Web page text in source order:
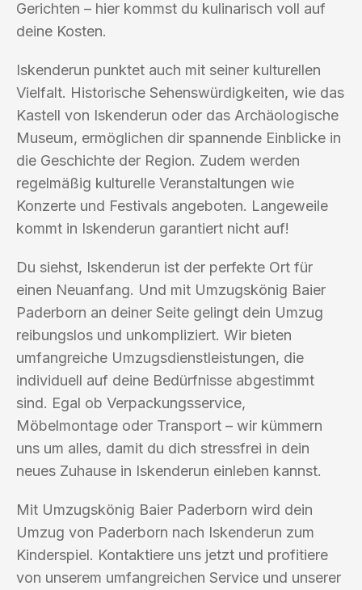
Gerichten – hier kommst du kulinarisch voll auf
deine Kosten.
Iskenderun punktet auch mit seiner kulturellen
Vielfalt. Historische Sehenswürdigkeiten, wie das
Kastell von Iskenderun oder das Archäologische
Museum, ermöglichen dir spannende Einblicke in
die Geschichte der Region. Zudem werden
regelmäßig kulturelle Veranstaltungen wie
Konzerte und Festivals angeboten. Langeweile
kommt in Iskenderun garantiert nicht auf!
Du siehst, Iskenderun ist der perfekte Ort für
einen Neuanfang. Und mit Umzugskönig Baier
Paderborn an deiner Seite gelingt dein Umzug
reibungslos und unkompliziert. Wir bieten
umfangreiche Umzugsdienstleistungen, die
individuell auf deine Bedürfnisse abgestimmt
sind. Egal ob Verpackungsservice,
Möbelmontage oder Transport – wir kümmern
uns um alles, damit du dich stressfrei in dein
neues Zuhause in Iskenderun einleben kannst.
Mit Umzugskönig Baier Paderborn wird dein
Umzug von Paderborn nach Iskenderun zum
Kinderspiel. Kontaktiere uns jetzt und profitiere
von unserem umfangreichen Service und unserer